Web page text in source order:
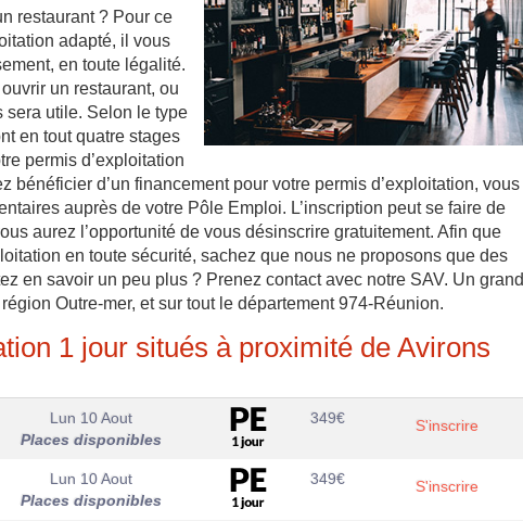
restaurant ? Pour ce
adapté, il vous
en toute légalité.
un restaurant, ou
sera utile. Selon le type
en tout quatre stages
permis d’exploitation
bénéficier d’un financement pour votre permis d’exploitation, vous
auprès de votre Pôle Emploi. L’inscription peut se faire de
aurez l’opportunité de vous désinscrire gratuitement. Afin que
en toute sécurité, sachez que nous ne proposons que des
en savoir un peu plus ? Prenez contact avec notre SAV. Un grand
Outre-mer, et sur tout le département 974-Réunion.
1 jour situés à proximité de Avirons
Lun 10 Aout
Places disponibles
349€ S'inscrire
Lun 10 Aout
Places disponibles
349€ S'inscrire